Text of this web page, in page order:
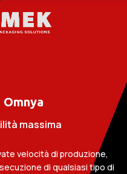
Omnya
massima
velocità di produzione,
di qualsiasi tipo di